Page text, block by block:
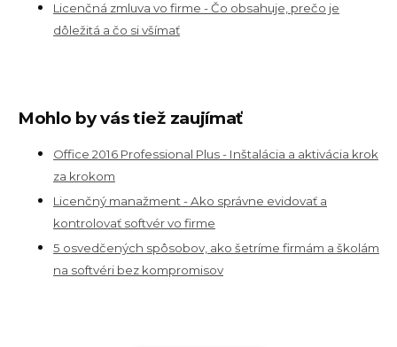
Licenčná zmluva vo firme - Čo obsahuje, prečo je
dôležitá a čo si všímať
Mohlo by vás tiež zaujímať
Office 2016 Professional Plus - Inštalácia a aktivácia krok
za krokom
Licenčný manažment - Ako správne evidovať a
kontrolovať softvér vo firme
5 osvedčených spôsobov, ako šetríme firmám a školám
na softvéri bez kompromisov